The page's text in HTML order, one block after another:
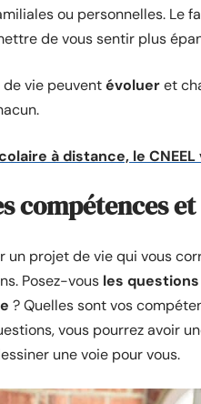
ou personnelles. Le
de vous sentir plus
vie peuventévolueret
à distance, le
compétences et
un projet de vie qui vous
Posez-vous les questions
? Quelles sont vos
vous pourrez avoir
une voie pour vous.